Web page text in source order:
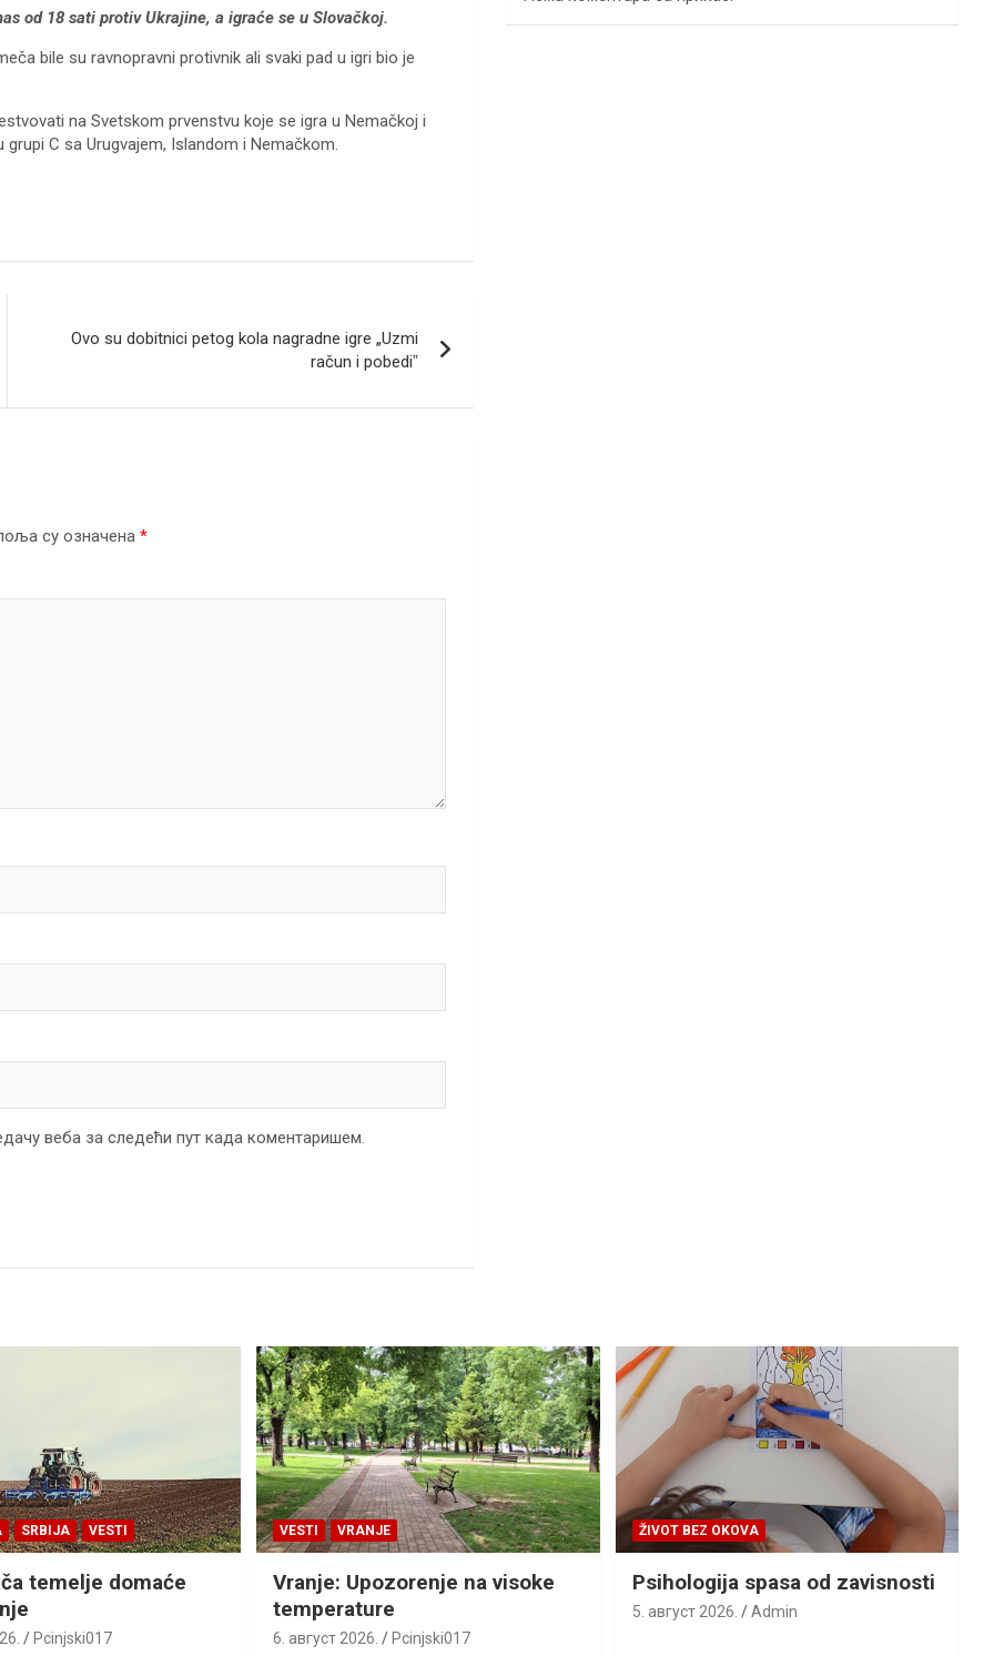
od 18 sati protiv Ukrajine, a igraće se u Slovačkoj.
bile su ravnopravni protivnik ali svaki pad u igri bio je
na Svetskom prvenstvu koje se igra u Nemačkoj i
C sa Urugvajem, Islandom i Nemačkom.
Ovo su dobitnici petog kola nagradne igre „Uzmi
račun i pobediˮ
су означена *
веба за следећи пут када коментаришем.
SRBIJA VESTI
temelje domaće
Pcinjski017
VESTI VRANJE
Vranje: Upozorenje na visoke
temperature
6. август 2026. Pcinjski017
ŽIVOT BEZ OKOVA
Psihologija spasa od zavisnosti
5. август 2026. Admin